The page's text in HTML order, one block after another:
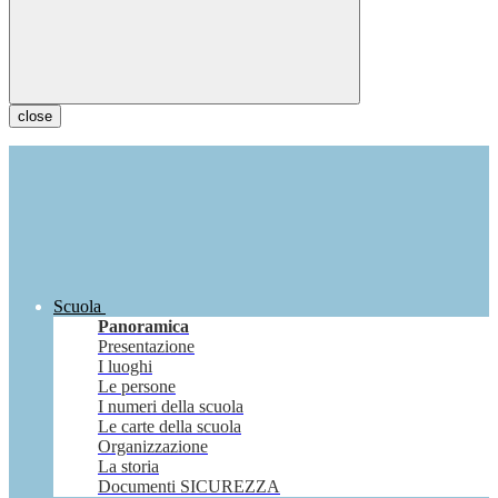
close
Scuola
Panoramica
Presentazione
I luoghi
Le persone
I numeri della scuola
Le carte della scuola
Organizzazione
La storia
Documenti SICUREZZA